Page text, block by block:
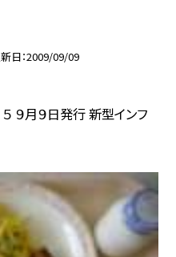
日 2009/09/09
９月９日発行 新型インフ